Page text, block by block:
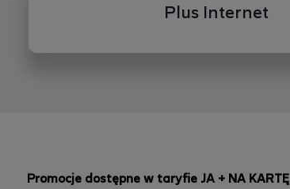
Plus Internet
Promocje dostępne w taryfie JA + NA KARTĘ